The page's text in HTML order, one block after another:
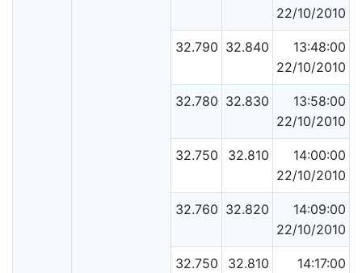
22/10/2010
32.790 32.840
13:48:00
22/10/2010
32.780 32.830
13:58:00
22/10/2010
32.750 32.810
14:00:00
22/10/2010
32.760 32.820
14:09:00
22/10/2010
32.750 32.810
14:17:00